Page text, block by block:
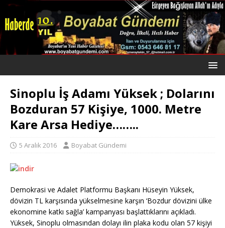
Sinoplu İş Adamı Yüksek ; Dolarını
Bozduran 57 Kişiye, 1000. Metre
Kare Arsa Hediye……..
5 Aralık 2016 Boyabat Gündemi
Demokrasi ve Adalet Platformu Başkanı Hüseyin Yüksek,
dövizin TL karşısında yükselmesine karşın ‘Bozdur dövizini ülke
ekonomine katkı sağla’ kampanyası başlattıklarını açıkladı.
Yüksek, Sinoplu olmasından dolayı ilin plaka kodu olan 57 kişiyi